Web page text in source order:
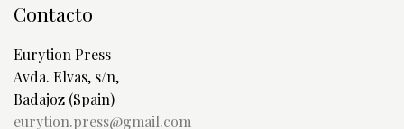
Contacto
Eurytion Press
Avda. Elvas, s/n,
Badajoz (Spain)
eurytion.press@gmail.com